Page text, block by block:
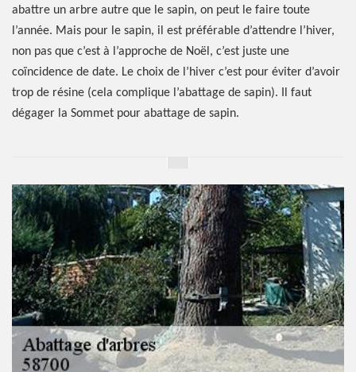
abattre un arbre autre que le sapin, on peut le faire toute
l’année. Mais pour le sapin, il est préférable d’attendre l’hiver,
non pas que c’est à l’approche de Noël, c’est juste une
coïncidence de date. Le choix de l’hiver c’est pour éviter d’avoir
trop de résine (cela complique l’abattage de sapin). Il faut
dégager la Sommet pour abattage de sapin.